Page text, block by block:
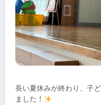
長い夏休みが終わり、子
ました！